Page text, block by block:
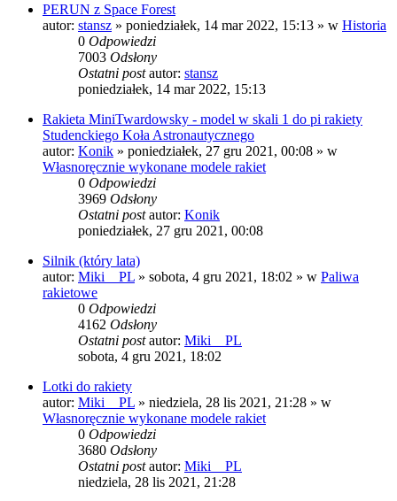
PERUN z Space Forest
autor: stansz » poniedziałek, 14 mar 2022, 15:13 » w Historia
0 Odpowiedzi
7003 Odsłony
Ostatni postautor: stansz
poniedziałek, 14 mar 2022, 15:13
Rakieta MiniTwardowsky - model w skali 1 do pi rakiety
Studenckiego Koła Astronautycznego
autor: Konik » poniedziałek, 27 gru 2021, 00:08 » w
Własnoręcznie wykonane modele rakiet
0 Odpowiedzi
3969 Odsłony
Ostatni postautor: Konik
poniedziałek, 27 gru 2021, 00:08
Silnik (który lata)
autor: Miki__PL » sobota, 4 gru 2021, 18:02 » w Paliwa
rakietowe
0 Odpowiedzi
4162 Odsłony
Ostatni postautor: Miki__PL
sobota, 4 gru 2021, 18:02
Lotki do rakiety
autor: Miki__PL » niedziela, 28 lis 2021, 21:28 » w
Własnoręcznie wykonane modele rakiet
0 Odpowiedzi
3680 Odsłony
Ostatni postautor: Miki__PL
niedziela, 28 lis 2021, 21:28